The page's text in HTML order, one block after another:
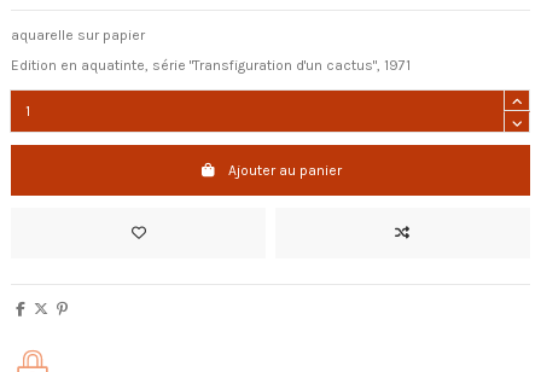
aquarelle sur papier
Edition en aquatinte, série "Transfiguration d'un cactus", 1971
Ajouter au panier